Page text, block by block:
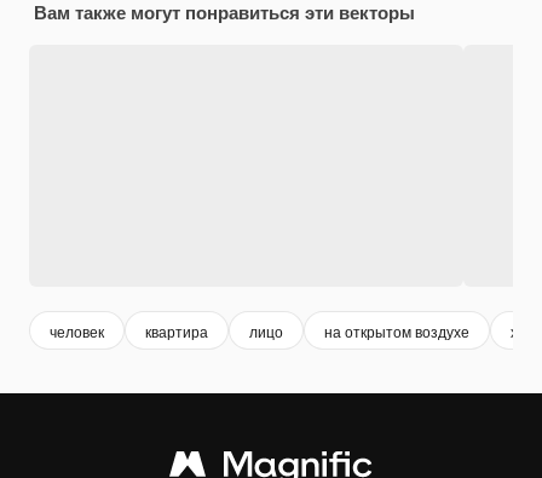
Вам также могут понравиться эти векторы
человек квартира лицо на открытом воздухе